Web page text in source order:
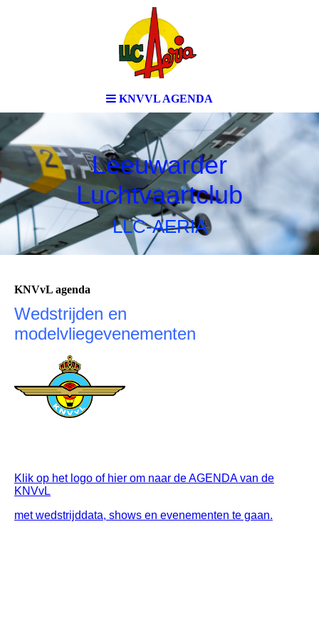
KNVVL AGENDA
Leeuwarder
Luchtvaartclub
LLC-AERIA
KNVvL agenda
Wedstrijden en
modelvliegevenementen
Klik op het logo of hier om naar de AGENDA van de
KNVvL
met wedstrijddata, shows en evenementen te gaan.